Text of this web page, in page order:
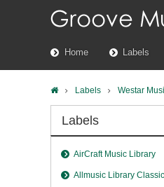
Home Labels
Labels Westar
Labels
AirCraft Music Library
Allmusic Library